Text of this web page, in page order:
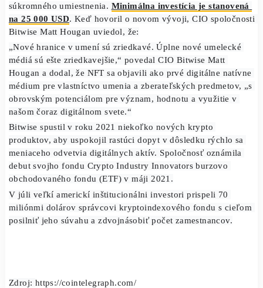
štvrťroku 2021 objemy obchodov NFT po prvýkrát
10 miliárd USD.
Kryptofirma uviedla, že Bitwise Blue-Chip NFT Index
teraz k dispozícii kvalifikovaným investorom na
súkromného umiestnenia. Minimálna investícia je
na 25 000 USD. Keď hovoril o novom vývoji, CIO
Bitwise Matt Hougan uviedol, že:
„Nové hranice v umení sú zriedkavé. Úplne nové
médiá sú ešte zriedkavejšie,“ povedal CIO Bitwise Matt
Hougan a dodal, že NFT sa objavili ako prvé digitálne
médium pre vlastníctvo umenia a zberateľských
obrovským potenciálom pre význam, hodnotu a využitie
našom čoraz digitálnom svete.“
Bitwise spustil v roku 2021 niekoľko nových krypto
produktov, aby uspokojil rastúci dopyt v dôsledku rýchlo
V júli veľkí americkí inštitucionálni investori prispeli 70